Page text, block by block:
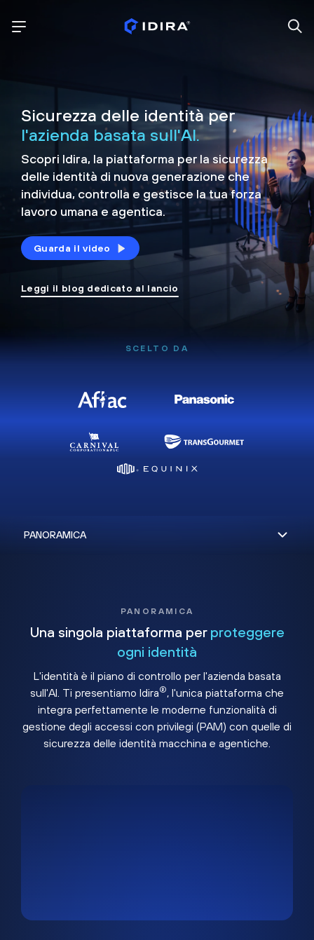
Sicurezza delle identità per
l'azienda basata sull'AI.
Scopri Idira, la piattaforma per la sicurezza
delle identità di nuova generazione che
individua, controlla e gestisce la tua forza
lavoro umana e agentica.
Guarda il video
Leggi il blog dedicato al lancio
SCELTO DA
PANORAMICA
Una singola piattaforma per proteggere
ogni identità
L'identità è il piano di controllo per l'azienda basata
sull'AI. Ti presentiamo Idira®, l'unica piattaforma che
integra perfettamente le moderne funzionalità di
gestione degli accessi con privilegi (PAM) con quelle di
sicurezza delle identità macchina e agentiche.